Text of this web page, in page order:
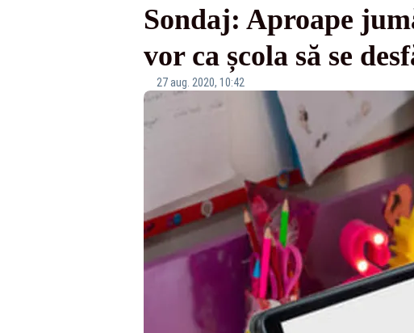
Sondaj: Aproape
vor ca școla să se
27 aug. 2020, 10:42